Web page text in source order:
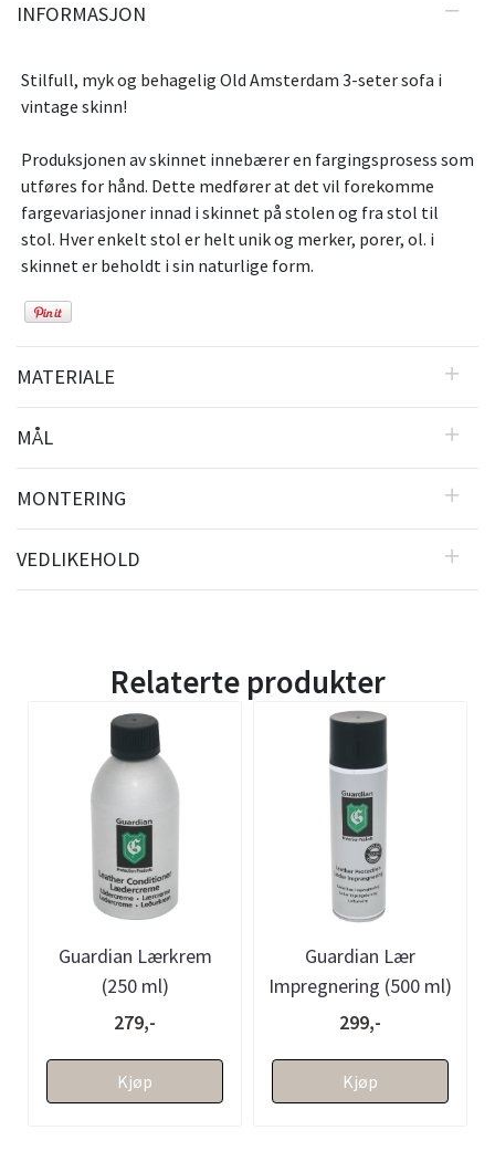
INFORMASJON
Stilfull, myk og behagelig Old Amsterdam 3-seter sofa i
vintage skinn!
Produksjonen av skinnet innebærer en fargingsprosess som
utføres for hånd. Dette medfører at det vil forekomme
fargevariasjoner innad i skinnet på stolen og fra stol til
stol. Hver enkelt stol er helt unik og merker, porer, ol. i
skinnet er beholdt i sin naturlige form.
MATERIALE
MÅL
MONTERING
VEDLIKEHOLD
Relaterte produkter
Guardian Lærkrem
(250 ml)
279,-
Kjøp
Guardian Lær
Impregnering (500 ml)
299,-
Kjøp